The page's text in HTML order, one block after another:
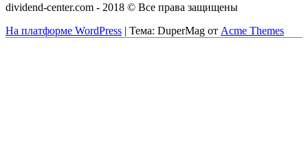
dividend-center.com - 2018 © Все права защищены
На платформе WordPress | Тема: DuperMag от Acme Themes